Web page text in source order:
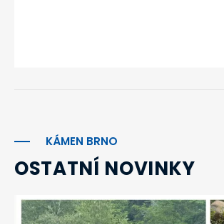
KÁMEN BRNO
OSTATNÍ NOVINKY